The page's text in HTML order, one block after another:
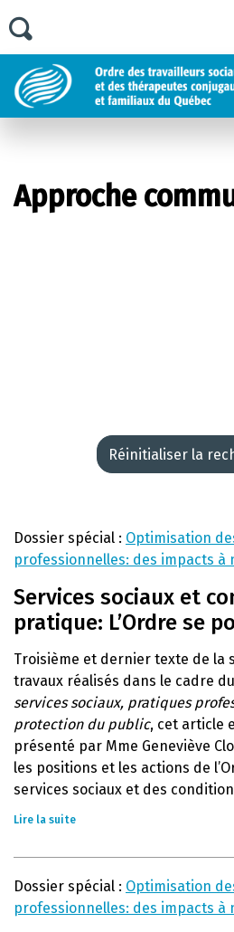
Approche
Réinitialiser la
Dossier spécial : Optimisation
professionnelles: des impacts à
Services sociaux et
pratique: L’Ordre se
Troisième et dernier texte de la
travaux réalisés dans le cadre
services sociaux, pratiques
protection du public, cet article
présenté par Mme Geneviève
les positions et les actions de
services sociaux et des
Lire la suite
Dossier spécial : Optimisation
professionnelles: des impacts à